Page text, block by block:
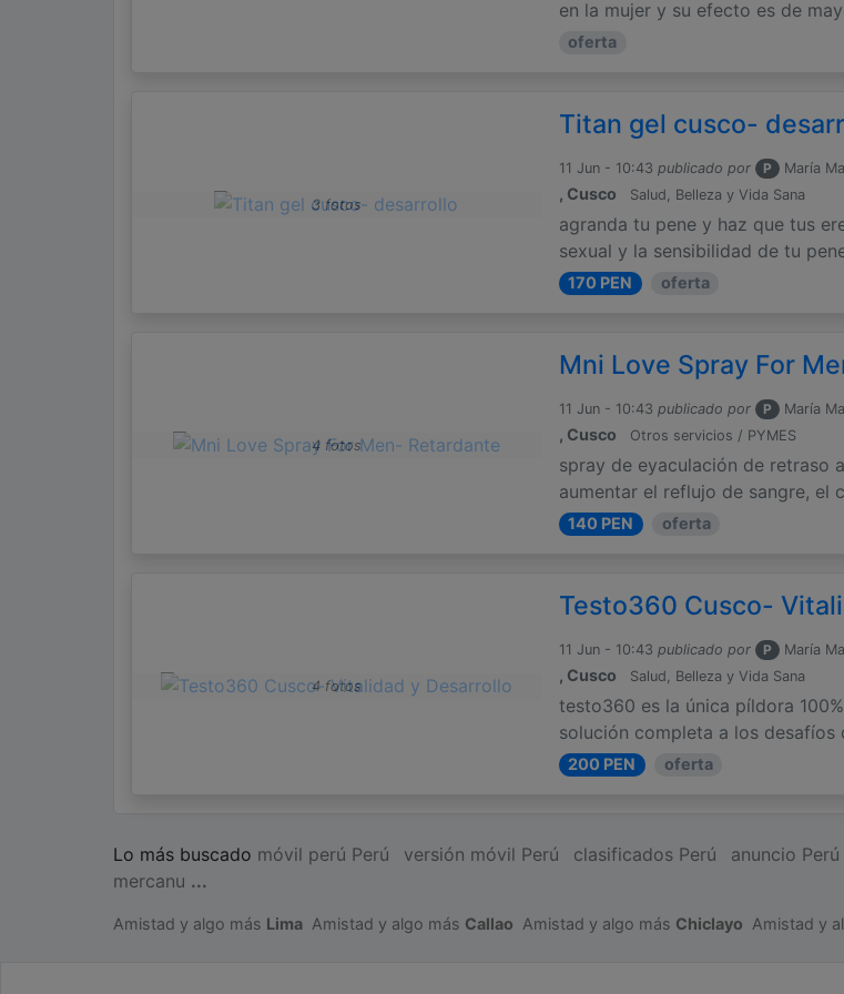
en la mujer y su efecto es de
oferta
3 fotos
Titan gel cusco-
11 Jun - 10:43 publicado por P María
, Cusco Salud, Belleza y Vida Sana
agranda tu pene y haz que tus
sexual y la sensibilidad de tu
170 PEN oferta
4 fotos
Mni Love Spray For
11 Jun - 10:43 publicado por P María
, Cusco Otros servicios / PYMES
spray de eyaculación de retraso
aumentar el reflujo de sangre, el
140 PEN oferta
4 fotos
Testo360 Cusco-
11 Jun - 10:43 publicado por P María
, Cusco Salud, Belleza y Vida Sana
testo360 es la única píldora
solución completa a los desafíos
200 PEN oferta
Lo más buscado móvil perú Perú versión móvil Perú clasificados Perú anuncio Perú
mercanu ...
Amistad y algo más Lima Amistad y algo más Callao Amistad y algo más Chiclayo Amistad y